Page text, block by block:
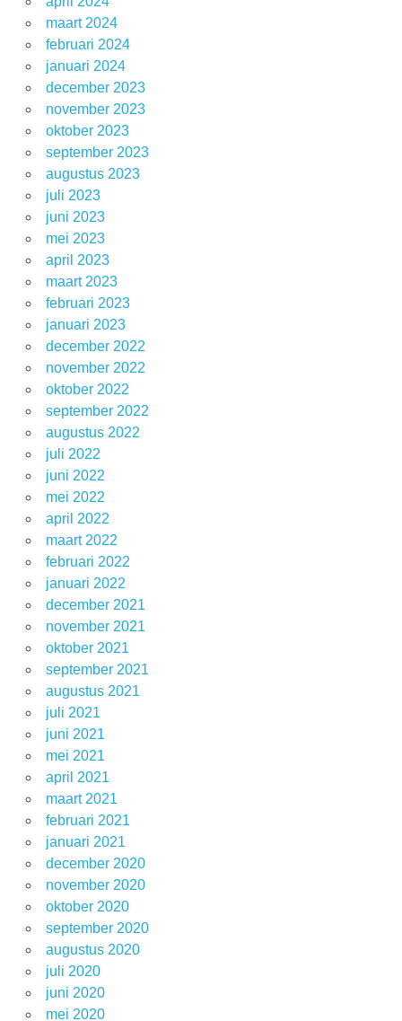
maart 2024
februari 2024
januari 2024
december 2023
november 2023
oktober 2023
september 2023
augustus 2023
juli 2023
juni 2023
mei 2023
april 2023
maart 2023
februari 2023
januari 2023
december 2022
november 2022
oktober 2022
september 2022
augustus 2022
juli 2022
juni 2022
mei 2022
april 2022
maart 2022
februari 2022
januari 2022
december 2021
november 2021
oktober 2021
september 2021
augustus 2021
juli 2021
juni 2021
mei 2021
april 2021
maart 2021
februari 2021
januari 2021
december 2020
november 2020
oktober 2020
september 2020
augustus 2020
juli 2020
juni 2020
mei 2020